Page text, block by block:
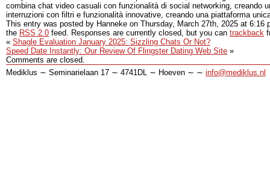
combina chat video casuali con funzionalità di social networking, creando
interruzioni con filtri e funzionalità innovative, creando una piattaforma
This entry was posted by Hanneke on Thursday, March 27th, 2025 at 6:16
the RSS 2.0 feed. Responses are currently closed, but you can trackback
« Shagle Evaluation January 2025: Sizzling Chats Or Not?
Speed Date Instantly: Our Review Of Flingster Dating Web Site »
Comments are closed.
Mediklus ∼ Seminarielaan 17 ∼ 4741DL ∼ Hoeven ∼ ∼ info@mediklus.nl